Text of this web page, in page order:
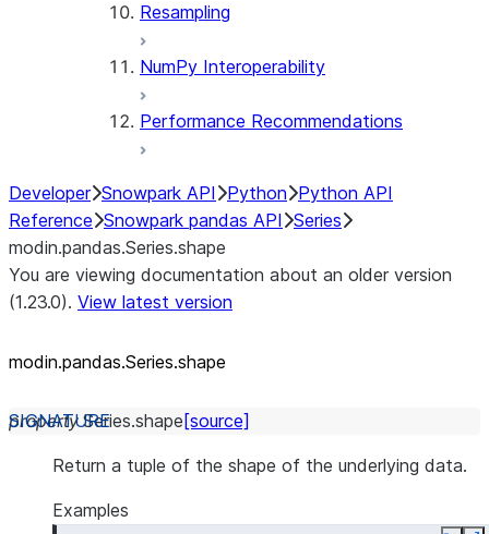
Resampling
NumPy Interoperability
Performance Recommendations
Developer Snowpark API Python Python API
Reference Snowpark pandas API Series
modin.pandas.Series.shape
You are viewing documentation about an older version
(1.23.0). View latest version
modin.pandas.Series.shape
property Series.shape [source]
Return a tuple of the shape of the underlying data.
Examples